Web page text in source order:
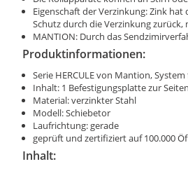
Eigenschaft der Verzinkung: Zink
Schutz durch die Verzinkung
MANTION: Durch das
Produktinformationen:
Serie HERCULE von Mantion,
Inhalt: 1 Befestigungsplatte zur
Material: verzinkter Stahl
Modell: Schiebetor
Laufrichtung: gerade
geprüft und zertifiziert auf 100.000
Inhalt: